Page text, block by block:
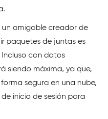
un amigable creador de
paquetes de juntas es
con datos
siendo máxima, ya que,
segura en una nube,
inicio de sesión para